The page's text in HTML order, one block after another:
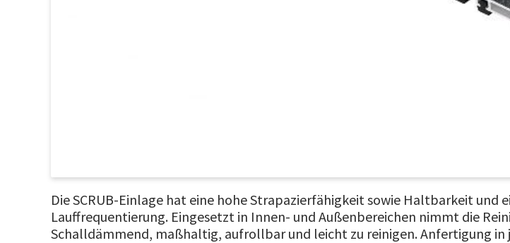
Die SCRUB-Einlage hat eine hohe Strapazierfähigkeit sowie Haltbarkeit
Lauffrequentierung. Eingesetzt in Innen- und Außenbereichen nimmt die
Schalldämmend, maßhaltig, aufrollbar und leicht zu reinigen. Anfertigung in